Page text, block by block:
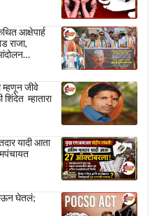
आक्षेपार्ह
राजा,
म्हणून जीवे
म्हातारा
यादी आता
घेतलं;